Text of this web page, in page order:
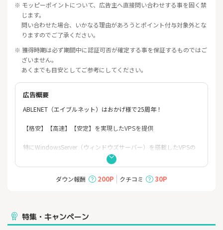
※ モッピーポイントについて、広告主へ直接問い合わせする事を固く禁
じます。
問い合わせた場合、いかなる理由があろうとポイント付与対象外とな
りますのでご了承ください。
※ 獲得時期は必ず期間中に認証可否が確定する事を保証するものではご
ざいません。
あくまでも目安としてご参考にしてください。
広告概要
ABLENET（エイブルネット）はおかげ様で25周年！
【格安】【高速】【安定】を実現したVPSを提供
特にWindowsServer（ウィンドウズサーバー）を搭載したVPSの
24時間安定稼働を望まれる、MT4/MT5を利用したFX自動売買、シ
ステムトレーダー様に人気のプラン。
10日間無料お試しが可能で契約期間の縛りも無し
ダウン報酬 200P クチコミ 30P
特集・キャンペーン